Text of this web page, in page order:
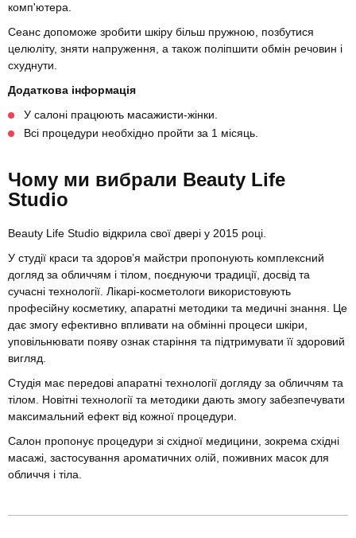
комп'ютера.
Сеанс допоможе зробити шкіру більш пружною, позбутися
целюліту, зняти напруження, а також поліпшити обмін речовин і
схуднути.
Додаткова інформація
У салоні працюють масажисти-жінки.
Всі процедури необхідно пройти за 1 місяць.
Чому ми вибрали Beauty Life
Studio
Beauty Life Studio відкрила свої двері у 2015 році.
У студії краси та здоров’я майстри пропонують комплексний
догляд за обличчям і тілом, поєднуючи традиції, досвід та
сучасні технології. Лікарі-косметологи використовують
професійну косметику, апаратні методики та медичні знання. Це
дає змогу ефективно впливати на обмінні процеси шкіри,
уповільнювати появу ознак старіння та підтримувати її здоровий
вигляд.
Студія має передові апаратні технології догляду за обличчям та
тілом. Новітні технології та методики дають змогу забезпечувати
максимальний ефект від кожної процедури.
Салон пропонує процедури зі східної медицини, зокрема східні
масажі, застосування ароматичних олій, поживних масок для
обличчя і тіла.